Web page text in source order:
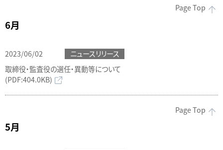
Page Top
6月
2023/06/02
ニュースリリース
取締役・監査役の選任・異動等について
(PDF:404.0KB)
Page Top
5月